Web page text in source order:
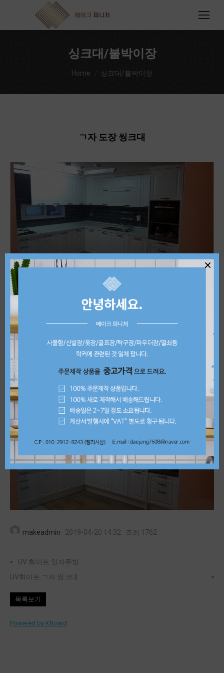
싱크대/붙박이장
You are here:
Home 싱크대/붙박이장
ㄱ자 도장 씽크대
ㄱ자 도장 씽크대
판매가 상담문의
제품 상세정보
makeadmin · 2019-04-20 14:32 · 조회 1762
«
UV 화이트 일자주방
UV화이트 ㄱ자 씽크대
»
목록보기
Powered by KBoard
×